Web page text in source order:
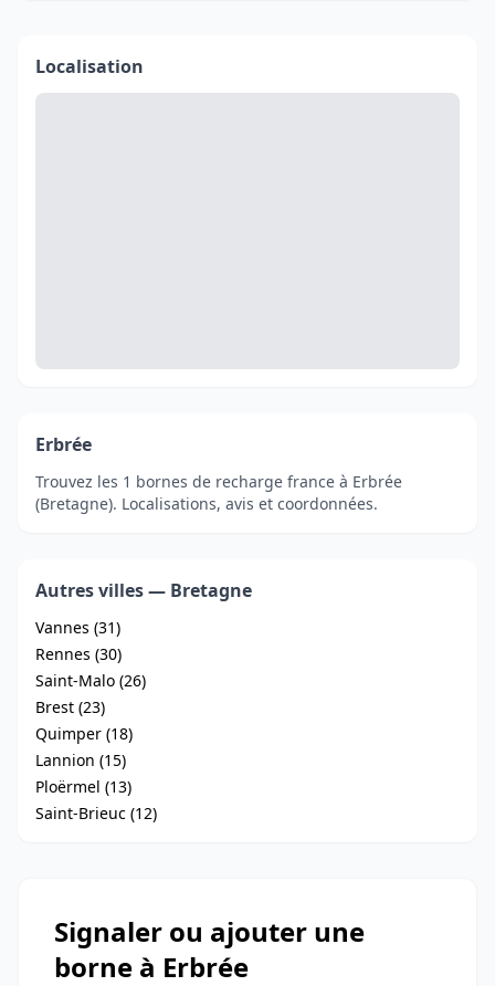
Localisation
Erbrée
Trouvez les 1 bornes de recharge france à Erbrée
(Bretagne). Localisations, avis et coordonnées.
Autres villes — Bretagne
Vannes (31)
Rennes (30)
Saint-Malo (26)
Brest (23)
Quimper (18)
Lannion (15)
Ploërmel (13)
Saint-Brieuc (12)
Signaler ou ajouter une
borne à Erbrée